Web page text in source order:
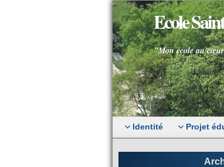
Ecole
"Mon école au
Identité Projet